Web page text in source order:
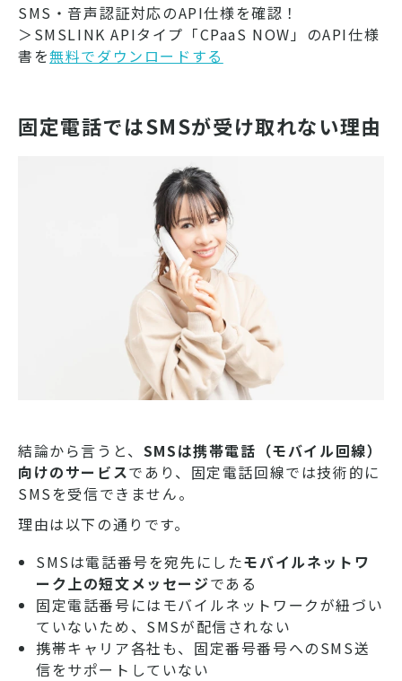
SMS・音声認証対応のAPI仕様を確認！
＞SMSLINK APIタイプ「CPaaS NOW」のAPI仕様
書を無料でダウンロードする
固定電話ではSMSが受け取れない理由
結論から言うと、 SMSは携帯電話（モバイル回線）
向けのサービスであり、固定電話回線では技術的に
SMSを受信できません。
理由は以下の通りです。
SMSは電話番号を宛先にしたモバイルネットワ
ーク上の短文メッセージである
固定電話番号にはモバイルネットワークが紐づい
ていないため、SMSが配信されない
携帯キャリア各社も、固定番号番号へのSMS送
信をサポートしていない